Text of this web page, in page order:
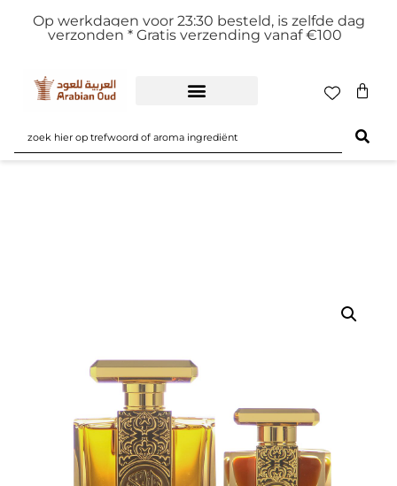
Op werkdagen voor 23:30 besteld, is zelfde dag
verzonden * Gratis verzending vanaf €100